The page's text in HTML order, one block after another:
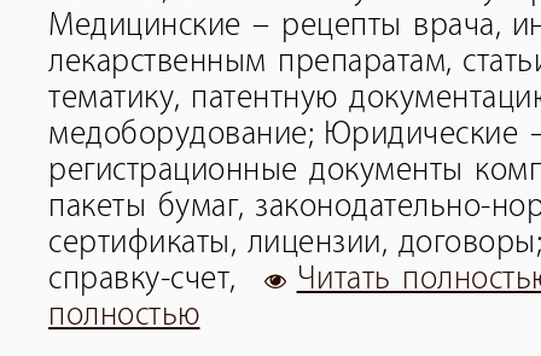
Медицинские – рецепты врача,
лекарственным препаратам,
тематику, патентную
медоборудование; Юридические
регистрационные документы
пакеты бумаг, законодательно-
сертификаты, лицензии,
справку-счет,
Читать
полностью